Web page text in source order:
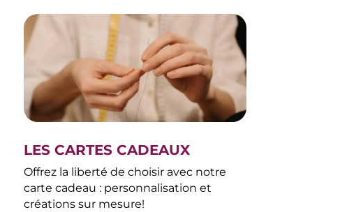
LES CARTES CADEAUX
Offrez la liberté de choisir avec notre
carte cadeau : personnalisation et
créations sur mesure!